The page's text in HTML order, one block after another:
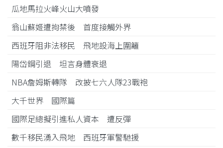
瓜地馬拉火峰火山大噴發
翁山蘇姬遭拘禁後 首度接觸外界
西班牙阻非法移民 飛地設海上圍籬
陽岱鋼引退 坦言身體衰退
NBA詹姆斯轉隊 改披七六人隊23戰袍
大千世界 國際篇
國際足總擬引進私人資本 遭反彈
數千移民湧入飛地 西班牙軍警馳援